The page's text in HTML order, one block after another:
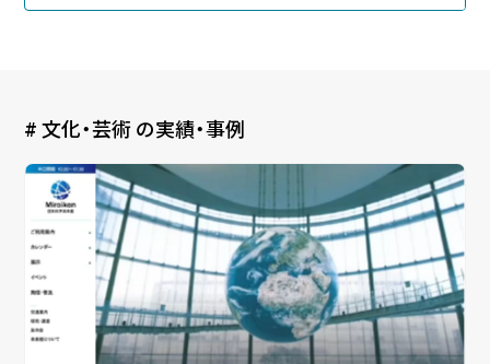
6月に入社しました眞鍋です。
2026/07/29 技術ブログ
承認ボタンを押しただけ！ Cursor がやっ
てくれた1時間の業務記録
2026/07/27 技術ブログ
Movable Type と WordPress の DB 接続
# 文化・芸術 の実績・事例